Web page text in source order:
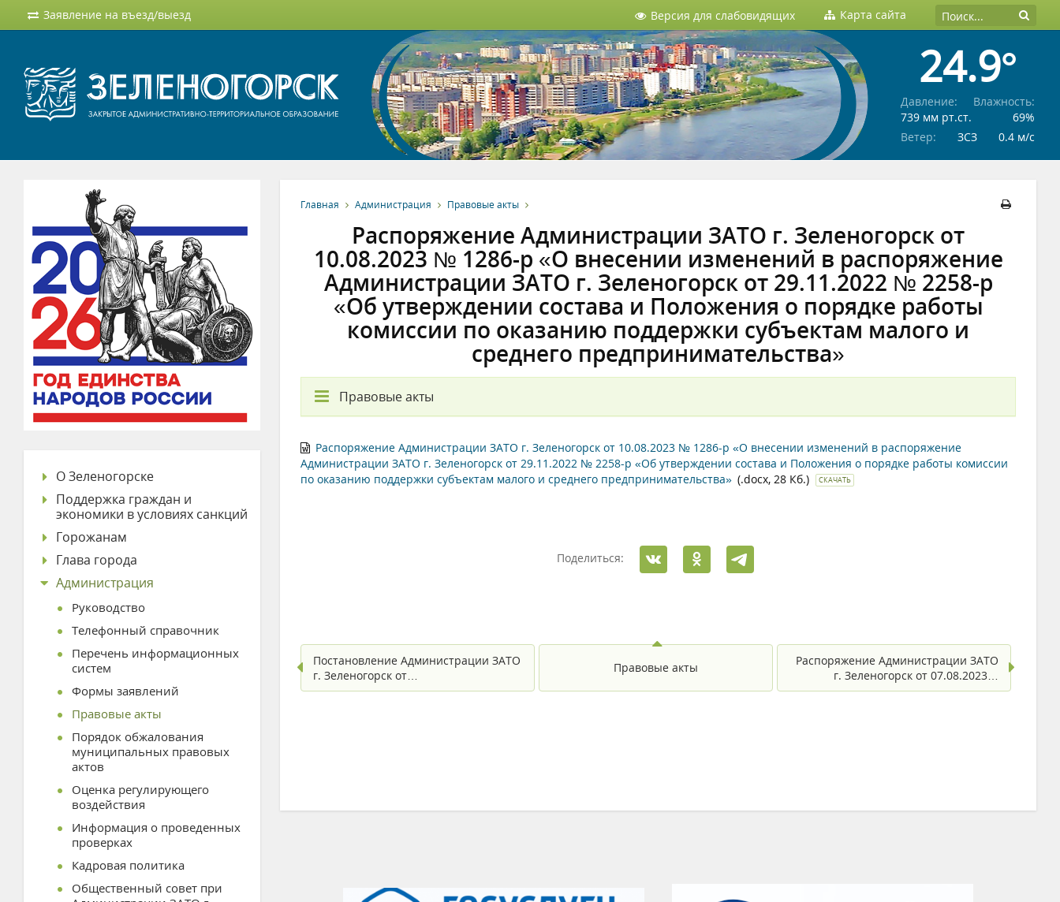
Заявление на въезд/выезд Версия для слабовидящих Карта сайта
24.9°
Давление:
739 мм рт.ст.
Влажность:
69%
Ветер:
ЗСЗ 0.4 м/c
Главная Администрация Правовые акты
Распоряжение Администрации ЗАТО г. Зеленогорск от
10.08.2023 № 1286-р «О внесении изменений в распоряжение
Администрации ЗАТО г. Зеленогорск от 29.11.2022 № 2258-р
«Об утверждении состава и Положения о порядке работы
комиссии по оказанию поддержки субъектам малого и
среднего предпринимательства»
Правовые акты
Распоряжение Администрации ЗАТО г. Зеленогорск от 10.08.2023 № 1286-р «О внесении изменений в распоряжение
Администрации ЗАТО г. Зеленогорск от 29.11.2022 № 2258-р «Об утверждении состава и Положения о порядке работы комиссии
по оказанию поддержки субъектам малого и среднего предпринимательства» (.docx, 28 Кб.) СКАЧАТЬ
Поделиться:
Постановление Администрации ЗАТО
г. Зеленогорск от…
Правовые акты
Распоряжение Администрации ЗАТО
г. Зеленогорск от 07.08.2023…
О Зеленогорске
Поддержка граждан и
экономики в условиях санкций
Горожанам
Глава города
Администрация
Руководство
Телефонный справочник
Перечень информационных
систем
Формы заявлений
Правовые акты
Порядок обжалования
муниципальных правовых
актов
Оценка регулирующего
воздействия
Информация о проведенных
проверках
Кадровая политика
Общественный совет при